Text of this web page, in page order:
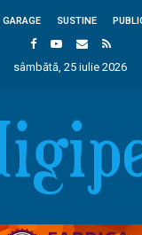
GARAGE SUSTINE
sâmbătă, 25 iulie 2026